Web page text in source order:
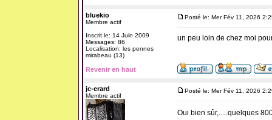
bluekio
Membre actif
Inscrit le: 14 Juin 2009
Messages: 86
Localisation: les pennes
mirabeau (13)
Posté le: Mer Fév 11, 2026
un peu loin de chez moi
Revenir en haut
jc-erard
Membre actif
Posté le: Mer Fév 11, 2026
Oui bien sûr,.....quelques